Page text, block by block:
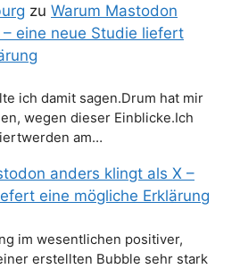
zu Warum Mastodon
eine neue Studie liefert
ich damit sagen.Drum hat mir
wegen dieser Einblicke.Ich
am…
anders klingt als X –
eine mögliche Erklärung
im wesentlichen positiver,
erstellten Bubble sehr stark